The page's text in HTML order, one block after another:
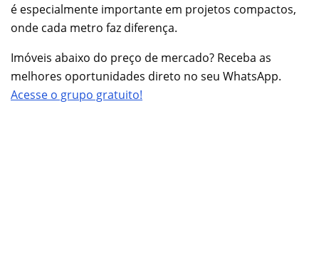
é especialmente importante em projetos compactos,
onde cada metro faz diferença.
Imóveis abaixo do preço de mercado? Receba as
melhores oportunidades direto no seu WhatsApp.
Acesse o grupo gratuito!